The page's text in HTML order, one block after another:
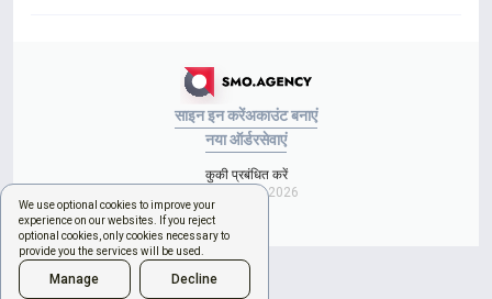
We use optional cookies to improve your
experience on our websites. If you reject
optional cookies, only cookies necessary to
provide you the services will be used.
Manage Decline
साइन इन करेंअकाउंट बनाएं
नया ऑर्डरसेवाएं
कुकी प्रबंधित करें
Copyright © 2026